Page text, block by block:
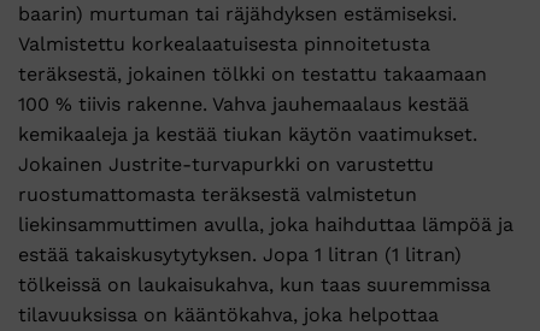
baarin) murtuman tai räjähdyksen estämiseksi.
Valmistettu korkealaatuisesta pinnoitetusta
teräksestä, jokainen tölkki on testattu takaamaan
100 % tiivis rakenne. Vahva jauhemaalaus kestää
kemikaaleja ja kestää tiukan käytön vaatimukset.
Jokainen Justrite-turvapurkki on varustettu
ruostumattomasta teräksestä valmistetun
liekinsammuttimen avulla, joka haihduttaa lämpöä ja
estää takaiskusytytyksen. Jopa 1 litran (1 litran)
tölkeissä on laukaisukahva, kun taas suuremmissa
tilavuuksissa on kääntökahva, joka helpottaa